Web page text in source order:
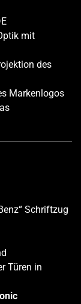
mit
des
Markenlogos
Schriftzug
Türen in